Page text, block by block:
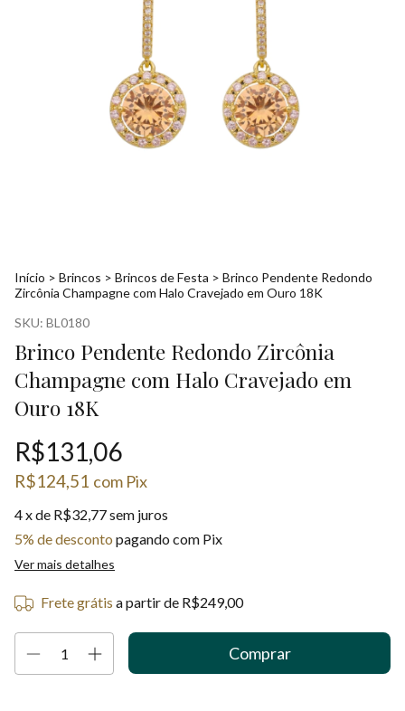
Início > Brincos > Brincos de Festa > Brinco Pendente Redondo
Zircônia Champagne com Halo Cravejado em Ouro 18K
SKU: BL0180
Brinco Pendente Redondo Zircônia
Champagne com Halo Cravejado em
Ouro 18K
R$131,06
R$124,51 com Pix
4x de R$32,77sem juros
5% de desconto pagando com Pix
Ver mais detalhes
Frete grátis a partir de R$249,00